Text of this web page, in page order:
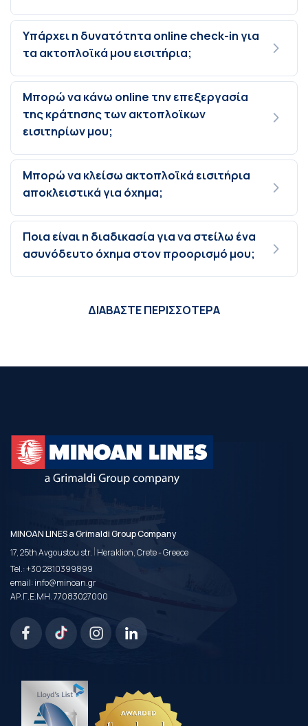
Υπάρχει η δυνατότητα online check-in για
τα ακτοπλοϊκά μου εισιτήρια;
Μπορώ να κάνω online την επεξεργασία
της κράτησης των ακτοπλοϊκων
εισιτηρίων μου;
Μπορώ να κλείσω ακτοπλοϊκά εισιτήρια
αποκλειστικά για όχημα;
Ποια είναι η διαδικασία για να στείλω ένα
ασυνόδευτο όχημα στον προορισμό μου;
ΔΙΑΒΑΣΤΕ ΠΕΡΙΣΣΟΤΕΡΑ
MINOAN LINES a Grimaldi Group Company
17, 25th Avgoustou str. | Heraklion, Crete - Greece
Tel.:+30 2810399899
email:info@minoan.gr
ΑΡ.Γ.Ε.ΜΗ. 77083027000